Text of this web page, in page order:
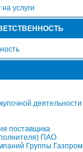
услуги
деятельности
поставщика
ПАО
Группы Газпром